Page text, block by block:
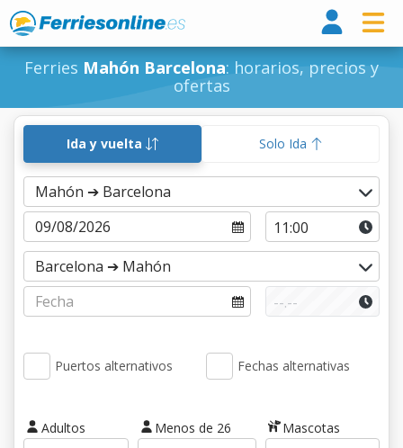
Ferries Mahón Barcelona: horarios, precios y
ofertas
Ida y vuelta Solo Ida
Puertos alternativos Fechas alternativas
Adultos Menos de 26 Mascotas